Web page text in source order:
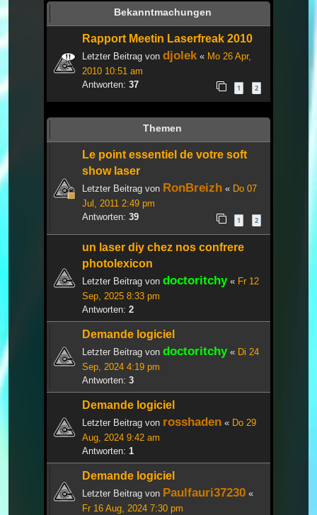
Bekanntmachungen
Rapport Meetin Laserfreak 2010
Letzter Beitrag von djolek« Mo 26 Apr,
2010 10:51 am
Antworten: 37 1 2
Themen
Le point essentiel de votre soft
show laser
Letzter Beitrag von RonBreizh « Do 07
Jul, 2011 2:49 pm
Antworten: 39 1 2
un laser diy chez nos confrere
photolexicon
Letzter Beitrag von doctoritchy« Fr 12
Sep, 2025 8:33 pm
Antworten: 2
Demande logiciel
Letzter Beitrag von doctoritchy« Di 24
Sep, 2024 4:19 pm
Antworten: 3
Demande logiciel
Letzter Beitrag von rosshaden « Do 29
Aug, 2024 9:42 am
Antworten: 1
Demande logiciel
Letzter Beitrag von Paulfauri37230 «
Fr 16 Aug, 2024 7:30 pm